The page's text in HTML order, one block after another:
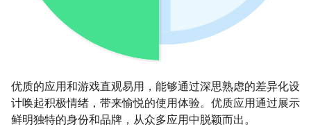
优质的应用和游戏直观易用，能够通过深思熟虑的差异化设
计唤起积极情绪，带来愉悦的使用体验。优质应用通过展示
鲜明独特的身份和品牌，从众多应用中脱颖而出。